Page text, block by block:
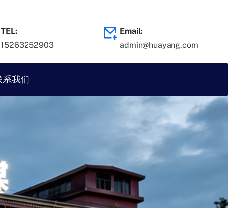
TEL:
15263252903
Email:
admin@huayang.com
系我们